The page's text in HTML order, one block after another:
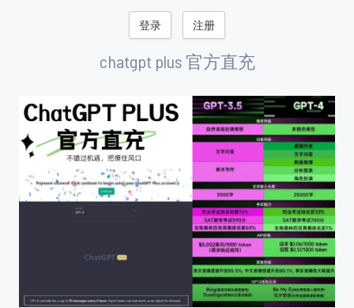
登录 注册
chatgpt plus 官方直充